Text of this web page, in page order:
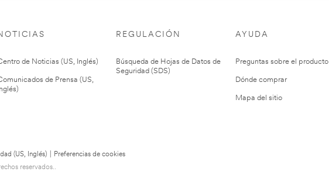
de Noticias (US, Inglés)
de Prensa (US,
Inglés)
REGULACIÓN
Búsqueda de Hojas de Datos de
Seguridad (SDS)
AYUDA
Preguntas sobre el producto
Dónde comprar
Mapa del sitio
(US, Inglés)
Preferencias de cookies
reservados..